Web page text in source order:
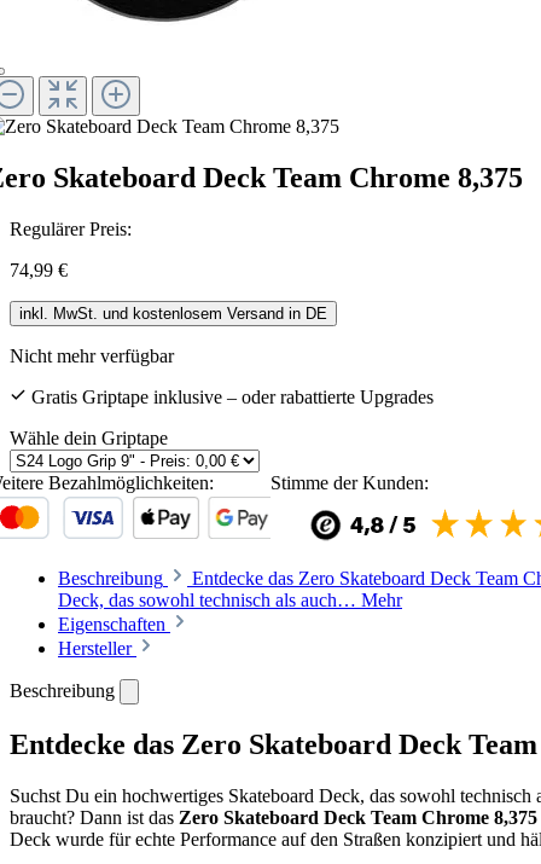
Skateboard Deck Team Chrome 8,375
Regulärer Preis:
74,99 €
inkl. MwSt. und kostenlosem Versand in DE
Nicht mehr verfügbar
Gratis Griptape inklusive – oder rabattierte Upgrades
Wähle dein Griptape
Bezahlmöglichkeiten: Stimme der Kunden:
Beschreibung
Entdecke das Zero Skateboard Deck Team
Deck, das sowohl technisch als auch… Mehr
Eigenschaften
Hersteller
Beschreibung
Entdecke das Zero Skateboard Deck
Suchst Du ein hochwertiges Skateboard Deck, das sowohl technisch
braucht? Dann ist das Zero Skateboard Deck Team Chrome 8,375
Deck wurde für echte Performance auf den Straßen konzipiert und